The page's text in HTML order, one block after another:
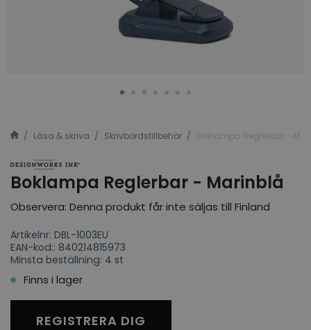
Läsa & skriva Skrivbordstillbehör Boklampa Reglerbar -
Boklampa Reglerbar - Marinblå
Observera: Denna produkt får inte säljas till Finland
Artikelnr: DBL-1003EU
EAN-kod:: 840214815973
Minsta beställning: 4 st
Finns i lager
REGISTRERA DIG